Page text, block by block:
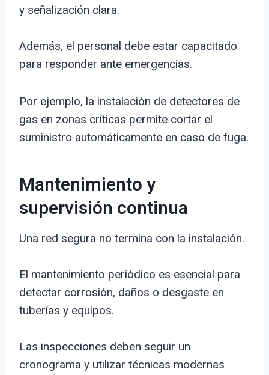
y señalización clara.
Además, el personal debe estar capacitado
para responder ante emergencias.
Por ejemplo, la instalación de detectores de
gas en zonas críticas permite cortar el
suministro automáticamente en caso de fuga.
Mantenimiento y
supervisión continua
Una red segura no termina con la instalación.
El mantenimiento periódico es esencial para
detectar corrosión, daños o desgaste en
tuberías y equipos.
Las inspecciones deben seguir un
cronograma y utilizar técnicas modernas